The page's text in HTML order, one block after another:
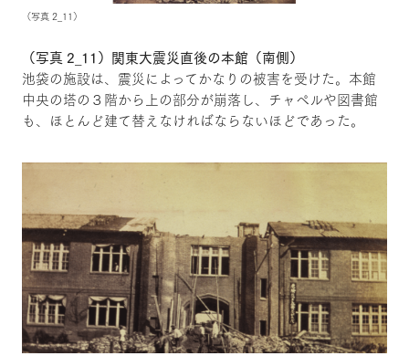
（写真 2_11）
（写真 2_11）関東大震災直後の本館（南側）
池袋の施設は、震災によってかなりの被害を受けた。本館
中央の塔の３階から上の部分が崩落し、チャペルや図書館
も、ほとんど建て替えなければならないほどであった。